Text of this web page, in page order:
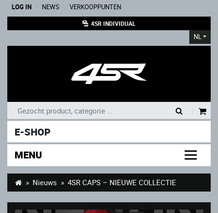
LOG IN NEWS VERKOOPPUNTEN
4SR INDIVIDUAL
NL
E-SHOP
MENU
Nieuws 4SR CAPS – NIEUWE COLLECTIE